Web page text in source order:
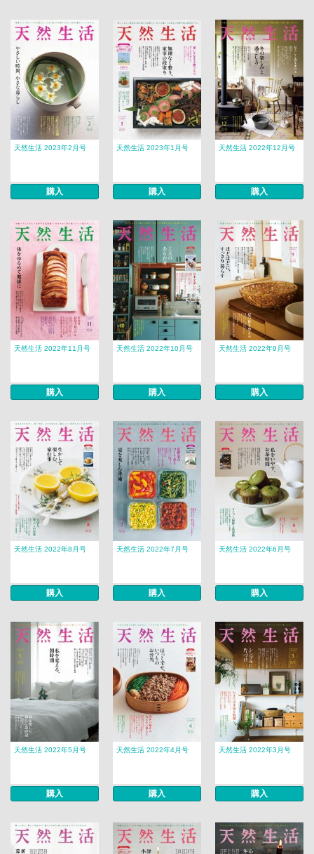
天然生活 2023年2月号
購入
天然生活 2023年1月号
購入
天然生活 2022年12月号
購入
天然生活 2022年11月号
購入
天然生活 2022年10月号
購入
天然生活 2022年9月号
購入
天然生活 2022年8月号
購入
天然生活 2022年7月号
購入
天然生活 2022年6月号
購入
天然生活 2022年5月号
購入
天然生活 2022年4月号
購入
天然生活 2022年3月号
購入